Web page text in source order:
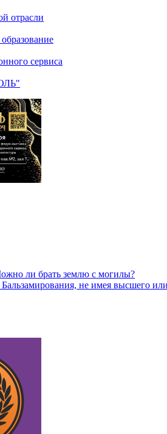
отрасли
сервиса
ли брать землю с могилы?
не имея высшего